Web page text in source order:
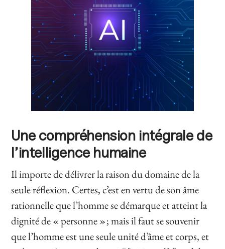
Une compréhension intégrale de
l’intelligence humaine
Il importe de délivrer la raison du domaine de la
seule réflexion. Certes, c’est en vertu de son âme
rationnelle que l’homme se démarque et atteint la
dignité de « personne » ; mais il faut se souvenir
que l’homme est une seule unité d’âme et corps, et